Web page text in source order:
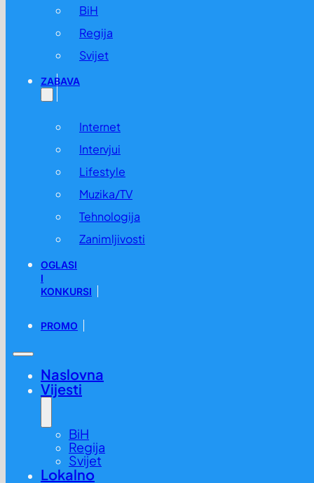
BiH
Regija
Svijet
ZABAVA
Internet
Intervjui
Lifestyle
Muzika/TV
Tehnologija
Zanimljivosti
OGLASI
I
KONKURSI
PROMO
Naslovna
Vijesti
BiH
Regija
Svijet
Lokalno